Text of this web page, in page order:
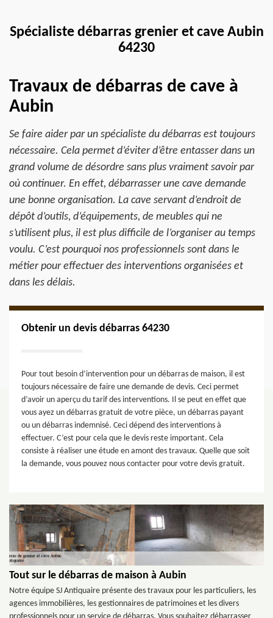
Spécialiste débarras grenier et cave Aubin
64230
Travaux de débarras de cave à
Aubin
Se faire aider par un spécialiste du débarras est toujours
nécessaire. Cela permet d’éviter d’être entasser dans un
grand volume de désordre sans plus vraiment savoir par
où continuer. En effet, débarrasser une cave demande
une bonne organisation. La cave servant d’endroit de
dépôt d’outils, d’équipements, de meubles qui ne
s’utilisent plus, il est plus difficile de l’organiser au temps
voulu. C’est pourquoi nos professionnels sont dans le
métier pour effectuer des interventions organisées et
dans les délais.
Obtenir un devis débarras 64230
Pour tout besoin d’intervention pour un débarras de maison, il est
toujours nécessaire de faire une demande de devis. Ceci permet
d’avoir un aperçu du tarif des interventions. Il se peut en effet que
vous ayez un débarras gratuit de votre pièce, un débarras payant
ou un débarras indemnisé. Ceci dépend des interventions à
effectuer. C’est pour cela que le devis reste important. Cela
consiste à réaliser une étude en amont des travaux. Quelle que soit
la demande, vous pouvez nous contacter pour votre devis gratuit.
Tout sur le débarras de maison à Aubin
Notre équipe SJ Antiquaire présente des travaux pour les particuliers, les
agences immobilières, les gestionnaires de patrimoines et les divers